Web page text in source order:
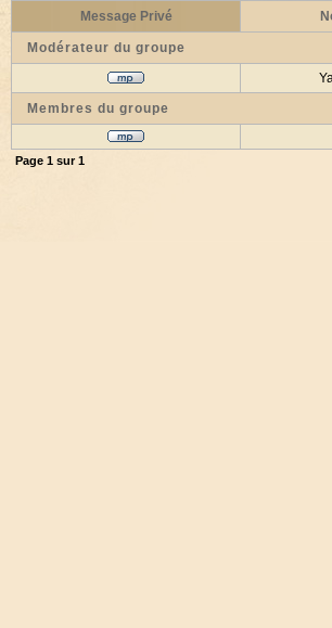
Message Privé
Modérateur du groupe
Membres du groupe
Page 1 sur1